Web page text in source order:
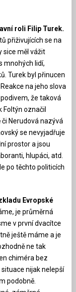
roli Filip Turek.
přiživujících se na
sice měl vážit
mnohých lidí,
Turek byl přinucen
na jeho slova
že taková
Foltýn označil
Nerudová nazývá
se nevyjadřuje
prostor a jsou
hlupáci, atd.
po těchto politicích
Evropské
je průměrná
v první dvacítce
ještě máme a je
ne tak
chiméra bez
nijak nelepší
podobně.